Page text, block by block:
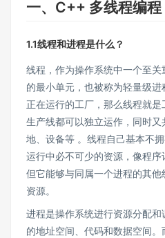
一、 C++ 多线程编程
1.1线程和进程是什么？
线程，作为操作系统中一个至
的最小单元，也被称为轻量级
正在运行的工厂，那么线程就
生产线都可以独立运作，同时
地、设备等 。线程自己基本不
运行中必不可少的资源，像程序
但它能够与同属一个进程的其
资源。
进程是操作系统进行资源分配
的地址空间、代码和数据空间